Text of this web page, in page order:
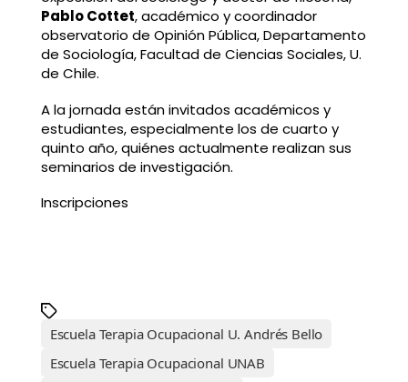
Pablo Cottet, académico y coordinador
observatorio de Opinión Pública, Departamento
de Sociología, Facultad de Ciencias Sociales, U.
de Chile.
A la jornada están invitados académicos y
estudiantes, especialmente los de cuarto y
quinto año, quiénes actualmente realizan sus
seminarios de investigación.
Inscripciones
Escuela Terapia Ocupacional U. Andrés Bello
Escuela Terapia Ocupacional UNAB